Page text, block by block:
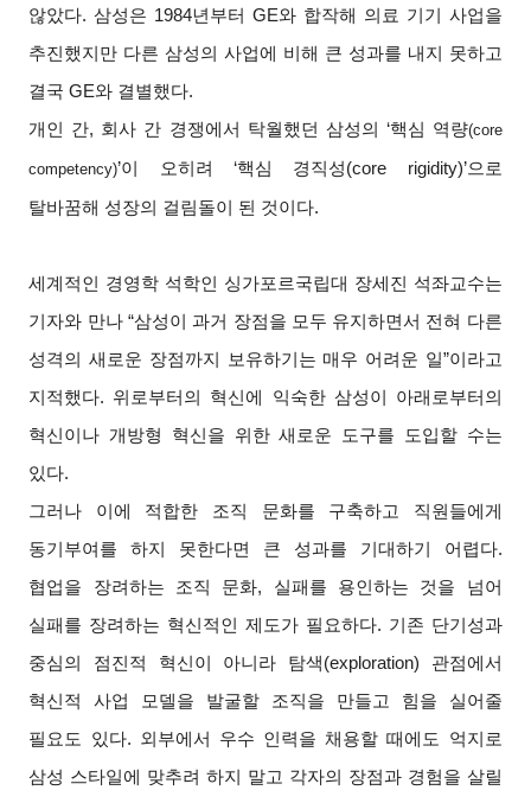
않았다. 삼성은 1984년부터 GE와 합작해 의료 기기 사업을
추진했지만 다른 삼성의 사업에 비해 큰 성과를 내지 못하고
결국 GE와 결별했다.
개인 간, 회사 간 경쟁에서 탁월했던 삼성의 ‘핵심 역량(core
competency)’이 오히려 ‘핵심 경직성(core rigidity)’으로
탈바꿈해 성장의 걸림돌이 된 것이다.
세계적인 경영학 석학인 싱가포르국립대 장세진 석좌교수는
기자와 만나 “삼성이 과거 장점을 모두 유지하면서 전혀 다른
성격의 새로운 장점까지 보유하기는 매우 어려운 일”이라고
지적했다. 위로부터의 혁신에 익숙한 삼성이 아래로부터의
혁신이나 개방형 혁신을 위한 새로운 도구를 도입할 수는
있다.
그러나 이에 적합한 조직 문화를 구축하고 직원들에게
동기부여를 하지 못한다면 큰 성과를 기대하기 어렵다.
협업을 장려하는 조직 문화, 실패를 용인하는 것을 넘어
실패를 장려하는 혁신적인 제도가 필요하다. 기존 단기성과
중심의 점진적 혁신이 아니라 탐색(exploration) 관점에서
혁신적 사업 모델을 발굴할 조직을 만들고 힘을 실어줄
필요도 있다. 외부에서 우수 인력을 채용할 때에도 억지로
삼성 스타일에 맞추려 하지 말고 각자의 장점과 경험을 살릴